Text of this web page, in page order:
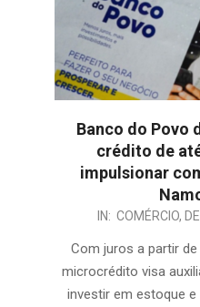
Banco do Povo
crédito de
impulsionar
IN: COMÉRCIO,
Com juros a partir de
microcrédito visa
investir em estoque